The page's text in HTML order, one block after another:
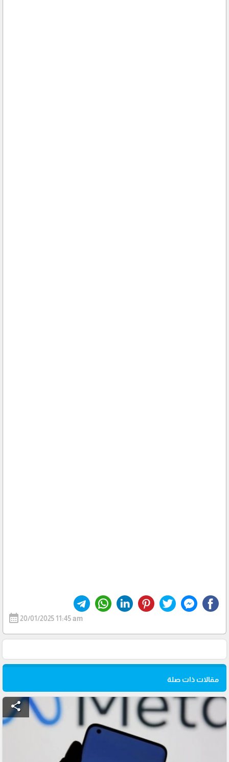
calendar_month20/01/2025 11:45 am
مقالات ذات صلة
share